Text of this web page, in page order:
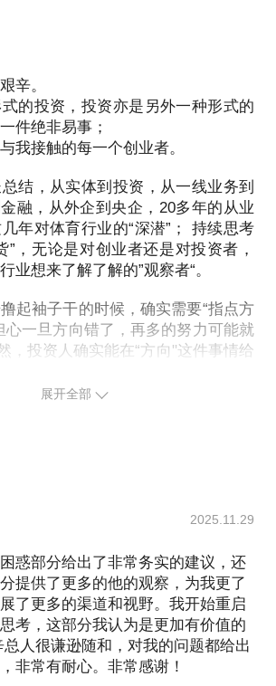
面放开究竟对于2024年的体育产业
身纲要》、“体育十四五规划”、“体
如何去看到其中的机会？
文发布以来，我一直在这个行业里的
和至少3~5名体育行业的创业者交
十家体育优秀企业，近10年的行业
者一起去面对很多有价值的挑战与
情这几年——
么干？
哪些确定性的机会？
对于国际来说是一个传统行业，但在
某项运动方面他们很多都是天才，
番事业，尤其是在商业和管理方面，
使命。
进入这个行业的新人，也有可能是
的体育行业“老人”，希望你都提前
或者工作中碰到的问题，我也会更
这样，你的困惑不一定能在两个小
聊透，但我会尝试着用比较快的思
和你交流，目的是将“干货”都倒给
辛。
的投资，投资亦是另外一种形式的
件绝非易事；
我接触的每一个创业者。
结，从实体到投资，从一线业务到
融，从外企到央企，20多年的从业
年对体育行业的“深潜”； 持续思考
”，无论是对创业者还是对投资者，
业想来了解了解的”观察者“。
起袖子干的时候，确实需要“指点方
心一旦方向错了，再多的努力可能就
，投资人确实能在“方向"这件事情给
上，是创业者不能及的，但不是说有
见血的指出运营方面出了问题，有
的被告知“你的沟通出了问题”。
，“实”的更需要。
早进入体育行业的投资机构，一直
——近乎苛刻的行业执着度，不管是
风的2012~2013年，抑或是在46号
业非理性狂奔的2015~2016年，我
展开全部
2025.11.29
惑部分给出了非常务实的建议，还
提供了更多的他的观察，为我更了
了更多的渠道和视野。我开始重启
考，这部分我认为是更加有价值的
人很谦逊随和，对我的问题都给出
非常有耐心。非常感谢！